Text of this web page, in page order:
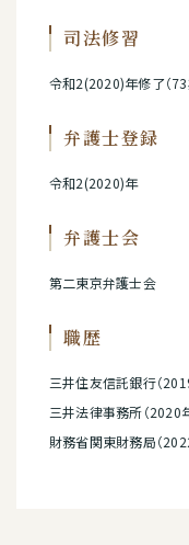
司法修習
令和2(2020)年修了（73
弁護士登録
令和2(2020)年
弁護士会
第二東京弁護士会
職歴
三井住友信託銀行（
三井法律事務所（2020
財務省関東財務局（